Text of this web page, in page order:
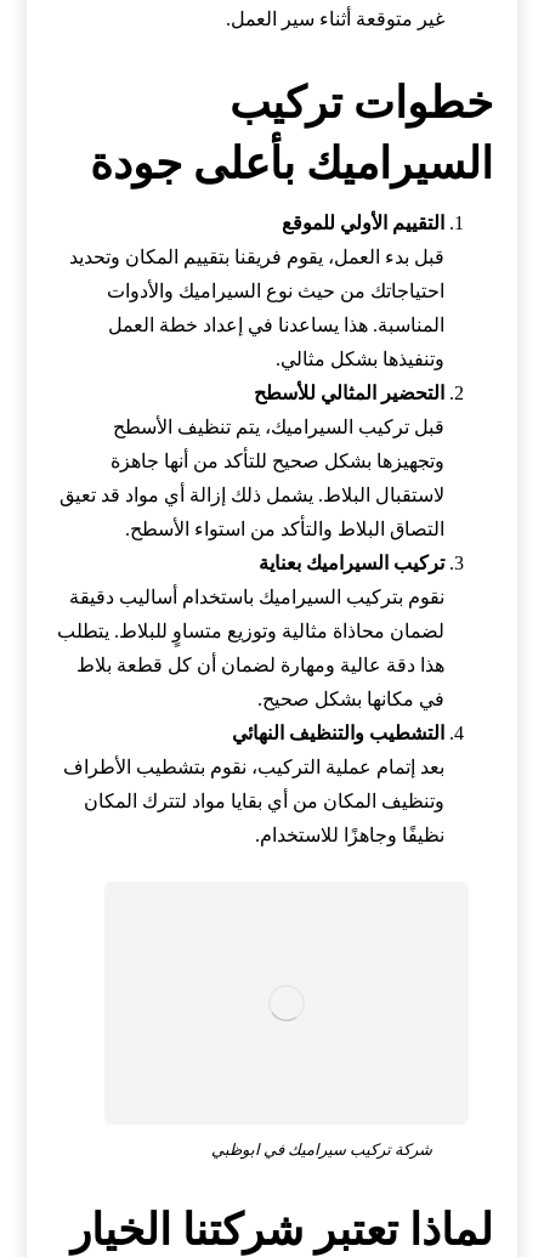
غير متوقعة أثناء سير العمل.
خطوات تركيب
السيراميك بأعلى جودة
التقييم الأولي للموقع
قبل بدء العمل، يقوم فريقنا بتقييم المكان وتحديد
احتياجاتك من حيث نوع السيراميك والأدوات
المناسبة. هذا يساعدنا في إعداد خطة العمل
وتنفيذها بشكل مثالي.
التحضير المثالي للأسطح
قبل تركيب السيراميك، يتم تنظيف الأسطح
وتجهيزها بشكل صحيح للتأكد من أنها جاهزة
لاستقبال البلاط. يشمل ذلك إزالة أي مواد قد تعيق
التصاق البلاط والتأكد من استواء الأسطح.
تركيب السيراميك بعناية
نقوم بتركيب السيراميك باستخدام أساليب دقيقة
لضمان محاذاة مثالية وتوزيع متساوٍ للبلاط. يتطلب
هذا دقة عالية ومهارة لضمان أن كل قطعة بلاط
في مكانها بشكل صحيح.
التشطيب والتنظيف النهائي
بعد إتمام عملية التركيب، نقوم بتشطيب الأطراف
وتنظيف المكان من أي بقايا مواد لتترك المكان
نظيفًا وجاهزًا للاستخدام.
شركة تركيب سيراميك في ابوظبي
لماذا تعتبر شركتنا الخيار